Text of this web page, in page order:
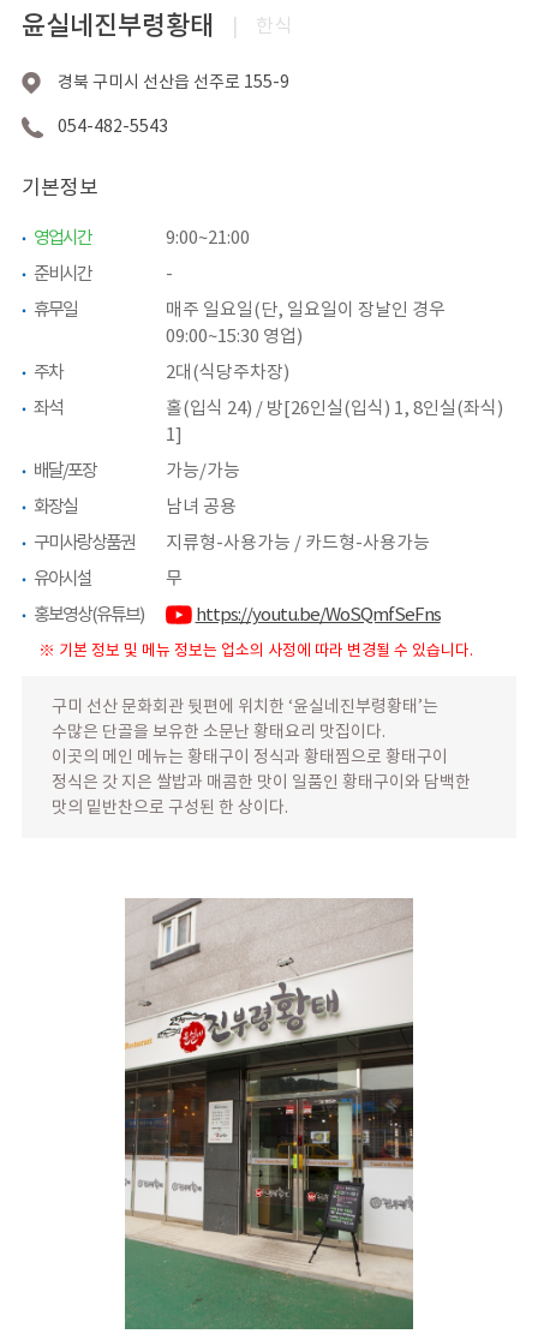
윤실네진부령황태 한식
경북 구미시 선산읍 선주로 155-9
054-482-5543
기본정보
영업시간
9:00~21:00
준비시간
-
휴무일
매주 일요일(단, 일요일이 장날인 경우
09:00~15:30 영업)
주차
2대(식당주차장)
좌석
홀(입식 24) / 방[26인실(입식) 1, 8인실(좌식)
1]
배달/포장
가능/가능
화장실
남녀 공용
구미사랑상품권
지류형-사용가능 / 카드형-사용가능
유아시설
무
홍보영상(유튜브)
https://youtu.be/WoSQmfSeFns
※ 기본 정보 및 메뉴 정보는 업소의 사정에 따라 변경될 수 있습니다.
구미 선산 문화회관 뒷편에 위치한 ‘윤실네진부령황태’는
수많은 단골을 보유한 소문난 황태요리 맛집이다.
이곳의 메인 메뉴는 황태구이 정식과 황태찜으로 황태구이
정식은 갓 지은 쌀밥과 매콤한 맛이 일품인 황태구이와 담백한
맛의 밑반찬으로 구성된 한 상이다.